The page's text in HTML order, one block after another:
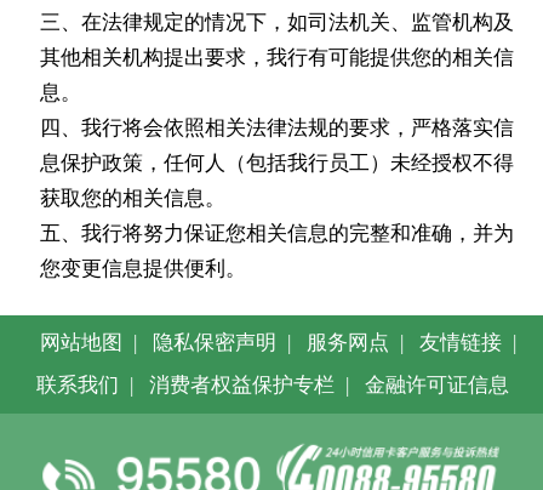
三、在法律规定的情况下，如司法机关、监管机构及
其他相关机构提出要求，我行有可能提供您的相关信
息。
四、我行将会依照相关法律法规的要求，严格落实信
息保护政策，任何人（包括我行员工）未经授权不得
获取您的相关信息。
五、我行将努力保证您相关信息的完整和准确，并为
您变更信息提供便利。
网站地图 隐私保密声明 服务网点 友情链接
联系我们
消费者权益保护专栏 金融许可证信息